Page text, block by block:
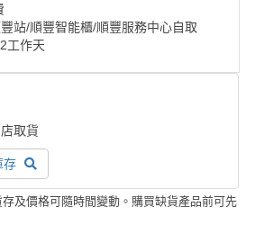
站/順豐智能櫃/順豐服務中心自取
工作天
取貨
存
及價格可隨時間變動。購買缺貨產品前可先